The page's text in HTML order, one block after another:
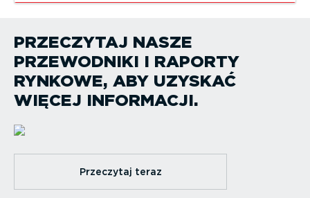
PRZECZYTAJ NASZE
PRZEWODNIKI I RAPORTY
RYNKOWE, ABY UZYSKAĆ
WIĘCEJ INFORMACJI.
Przeczytaj teraz